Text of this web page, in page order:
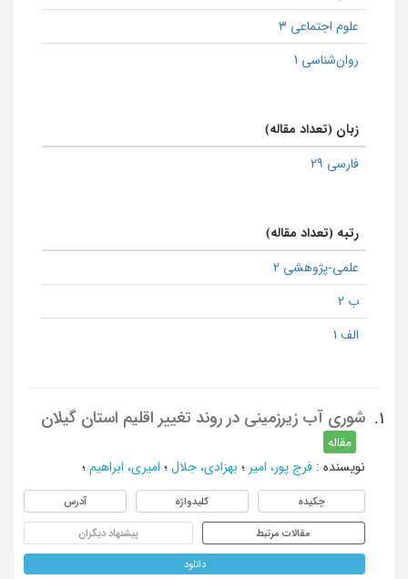
علوم اجتماعی 3
روان‌شناسی 1
زبان (تعداد مقاله)
فارسی 29
رتبه (تعداد مقاله)
علمی-پژوهشی 2
ب 2
الف 1
1. شوری آب زیرزمینی در روند تغییر اقلیم استان گیلان
مقاله
نویسنده : فرج پور، امیر ؛ بهزادی، جلال ؛ امیری، ابراهیم ؛
چکیده کلیدواژه آدرس
مقالات مرتبط پیشنهاد دیگران
دانلود